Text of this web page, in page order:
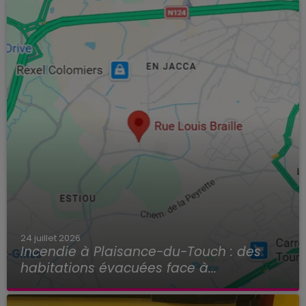
détruit par un...
24 juillet 2026
Incendie à Plaisance-du-Touch : des
habitations évacuées face à...